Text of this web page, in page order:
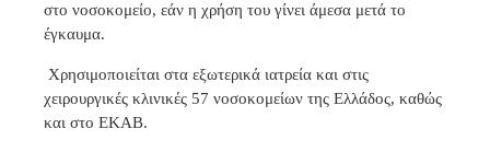
στο νοσοκομείο, εάν η χρήση του γίνει άμεσα μετά το
έγκαυμα.
Χρησιμοποιείται στα εξωτερικά ιατρεία και στις
χειρουργικές κλινικές 57 νοσοκομείων της Ελλάδος, καθώς
και στο ΕΚΑΒ.